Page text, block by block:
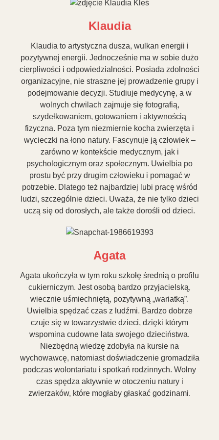
Klaudia
Klaudia to artystyczna dusza, wulkan energii i
pozytywnej energii. Jednocześnie ma w sobie dużo
cierpliwości i odpowiedzialności. Posiada zdolności
organizacyjne, nie straszne jej prowadzenie grupy i
podejmowanie decyzji. Studiuje medycynę, a w
wolnych chwilach zajmuje się fotografią,
szydełkowaniem, gotowaniem i aktywnością
fizyczna. Poza tym niezmiernie kocha zwierzęta i
wycieczki na łono natury. Fascynuje ją człowiek –
zarówno w kontekście medycznym, jak i
psychologicznym oraz społecznym. Uwielbia po
prostu być przy drugim człowieku i pomagać w
potrzebie. Dlatego też najbardziej lubi pracę wśród
ludzi, szczególnie dzieci. Uważa, że nie tylko dzieci
uczą się od dorosłych, ale także dorośli od dzieci.
Agata
Agata ukończyła w tym roku szkołę średnią o profilu
cukierniczym. Jest osobą bardzo przyjacielską,
wiecznie uśmiechniętą, pozytywną „wariatką”.
Uwielbia spędzać czas z ludźmi. Bardzo dobrze
czuje się w towarzystwie dzieci, dzięki którym
wspomina cudowne lata swojego dzieciństwa.
Niezbędną wiedzę zdobyła na kursie na
wychowawcę, natomiast doświadczenie gromadziła
podczas wolontariatu i spotkań rodzinnych. Wolny
czas spędza aktywnie w otoczeniu natury i
zwierzaków, które mogłaby głaskać godzinami.